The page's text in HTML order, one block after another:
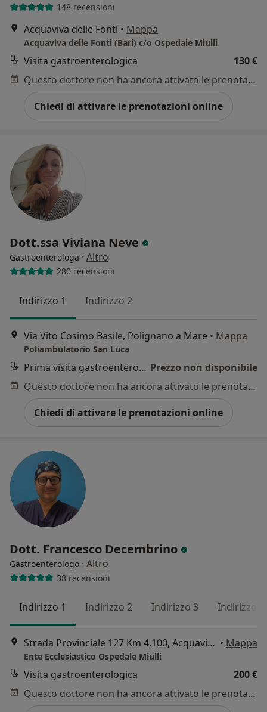
148 recensioni
Acquaviva delle Fonti • Mappa
Acquaviva delle Fonti (Bari) c/o Ospedale Miulli
Visita gastroenterologica
130 €
Questo dottore non ha ancora attivato le prenotazioni online presso questo indirizzo.
Chiedi di attivare le prenotazioni online
Dott.ssa Viviana Neve
Gastroenterologa · Altro
280 recensioni
Indirizzo 1 Indirizzo 2
Via Vito Cosimo Basile, Polignano a Mare • Mappa
Poliambulatorio San Luca
Prima visita gastroenterologica Prezzo non disponibile
Questo dottore non ha ancora attivato le prenotazioni online presso questo indirizzo.
Chiedi di attivare le prenotazioni online
Dott. Francesco Decembrino
Gastroenterologo · Altro
38 recensioni
Indirizzo 1 Indirizzo 2 Indirizzo 3 Indirizzo 4
Strada Provinciale 127 Km 4,100, Acquaviva delle Fonti • Mappa
Ente Ecclesiastico Ospedale Miulli
Visita gastroenterologica
200 €
Questo dottore non ha ancora attivato le prenotazioni online presso questo indirizzo.